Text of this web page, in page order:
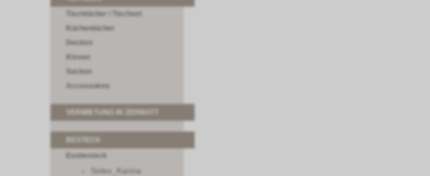
Tischtücher / Tischset
Küchentücher
Decken
Kissen
Socken
Accessoires
VERMIETUNG IN ZERMATT
Essbesteck
Solex_Karina